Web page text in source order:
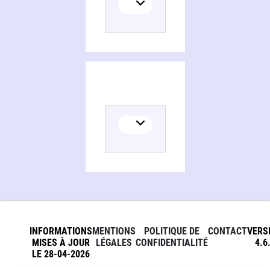
INFORMATIONS
MISES À JOUR
LE 28-04-2026
MENTIONS
LÉGALES
POLITIQUE DE
CONFIDENTIALITÉ
CONTACT